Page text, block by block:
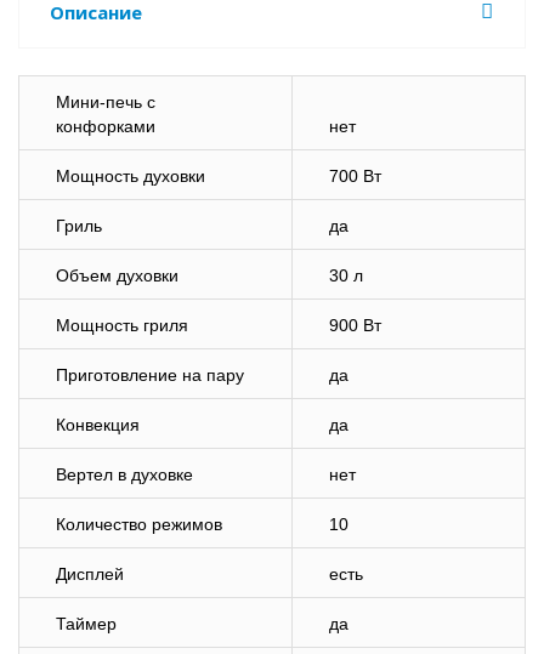
Описание
Мини-печь с
конфорками
нет
Мощность духовки 700 Вт
Гриль да
Объем духовки 30 л
Мощность гриля 900 Вт
Приготовление на пару да
Конвекция да
Вертел в духовке нет
Количество режимов 10
Дисплей есть
Таймер да